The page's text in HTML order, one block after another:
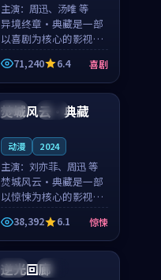
主演： 周迅、汤唯 等
异境终章·典藏是一部
以喜剧为核心的影视作
品，围绕危机、反转与
人物成长展开，整体节
奏紧凑，值得推荐观
看。
71,240 6.4 喜剧
泰国 杜比
焚城风云·典藏
动漫 2024
主演： 刘亦菲、周迅 等
焚城风云·典藏是一部
以惊悚为核心的影视作
品，围绕危机、反转与
人物成长展开，整体节
奏紧凑，值得推荐观
看。
38,392 6.1 惊悚
英国 热播
逆光回廊